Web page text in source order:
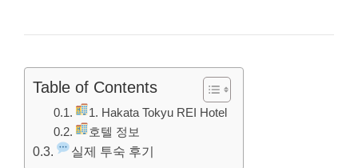
Table of Contents
1. Hakata Tokyu REI Hotel
호텔 정보
실제 투숙 후기